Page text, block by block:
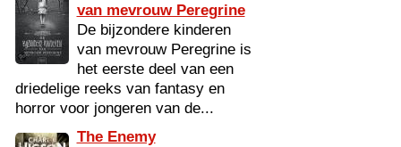
van mevrouw Peregrine
De bijzondere kinderen
van mevrouw Peregrine is
het eerste deel van een
driedelige reeks van fantasy en
horror voor jongeren van de...
The Enemy